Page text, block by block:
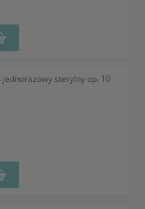
sterylny op. 10